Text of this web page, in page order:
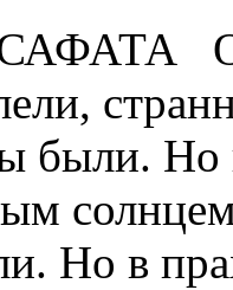
были.
Но в